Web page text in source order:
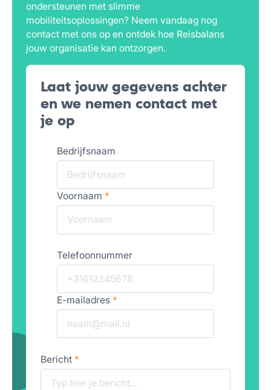
ondersteunen met slimme
mobiliteitsoplossingen? Neem vandaag nog
contact met ons op en ontdek hoe Reisbalans
jouw organisatie kan ontzorgen.
Laat jouw gegevens achter
en we nemen contact met
je op
Bedrijfsnaam
Voornaam *
Telefoonnummer
E-mailadres *
Bericht *